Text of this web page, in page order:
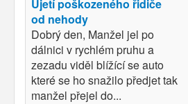
Ujetí poškozeného řidiče
od nehody
Dobrý den, Manžel jel po
dálnici v rychlém pruhu a
zezadu viděl blížící se auto
které se ho snažilo předjet tak
manžel přejel do...